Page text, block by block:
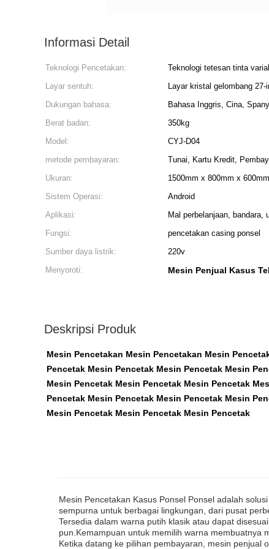
Informasi Detail
Teknologi Pencetakan: Teknologi tetesan tinta
Layar sentuh:
Layar kristal gelombang 27-
Dukungan bahasa:
Bahasa Inggris, Cina,
Berat badan:
350kg
Model:
CYJ-D04
metode pembayaran:
Tunai, Kartu Kredit,
Ukuran:
1500mm x 800mm x 600mm
Sistem Operasi:
Android
Aplikasi:
Mal perbelanjaan, bandara,
Fungsi:
pencetakan casing ponsel
Sumber daya listrik:
220v
Menyoroti:
Mesin Penjual Kasus
Deskripsi Produk
Mesin Pencetakan Mesin Pencetakan Mesin
Pencetak Mesin Pencetak Mesin Pencetak Mesin
Mesin Pencetak Mesin Pencetak Mesin Pencetak
Pencetak Mesin Pencetak Mesin Pencetak Mesin
Mesin Pencetak Mesin Pencetak Mesin Pencetak
Mesin Pencetakan Kasus Ponsel Ponsel adalah
sempurna untuk berbagai lingkungan, dari pusat
Tersedia dalam warna putih klasik atau dapat
pun.Kemampuan untuk memilih warna membuatnya
Ketika datang ke pilihan pembayaran, mesin